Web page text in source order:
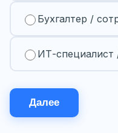
Бухгалтер /
ИТ-специалист
Далее